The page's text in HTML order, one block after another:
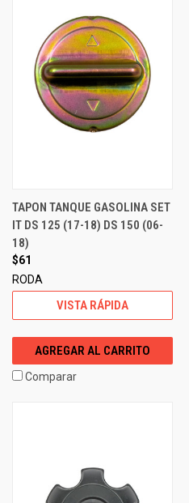
TAPON TANQUE GASOLINA SET
IT DS 125 (17-18) DS 150 (06-
18)
$61
RODA
VISTA RÁPIDA
AGREGAR AL CARRITO
Comparar